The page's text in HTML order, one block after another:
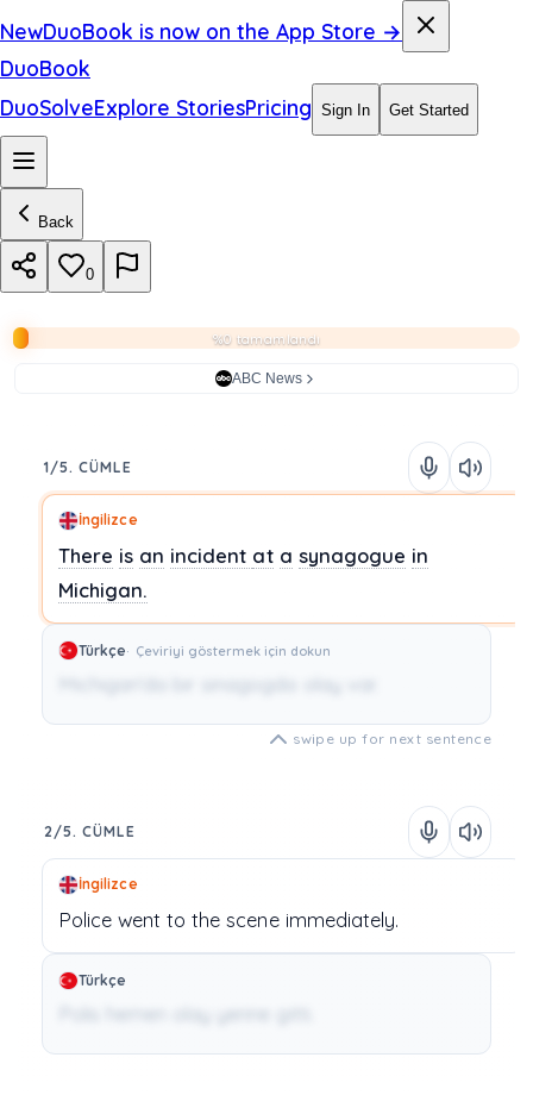
NewDuoBook is now on the App Store →
DuoBook
DuoSolveExplore StoriesPricing Sign In Get Started
Back
0
%0 tamamlandı
ABC News
1/5. CÜMLE
İngilizce
There is an incident at a synagogue in
Michigan.
Türkçe Çeviriyi göstermek için dokun
swipe up for next sentence
2/5. CÜMLE
İngilizce
Police went to the scene immediately.
Türkçe